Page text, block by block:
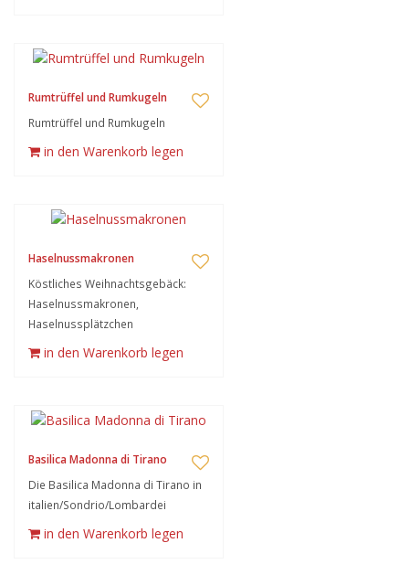
Rumtrüffel und Rumkugeln
Rumtrüffel und Rumkugeln
in den Warenkorb legen
Haselnussmakronen
Köstliches Weihnachtsgebäck:
Haselnussmakronen,
Haselnussplätzchen
in den Warenkorb legen
Basilica Madonna di Tirano
Die Basilica Madonna di Tirano in
italien/Sondrio/Lombardei
in den Warenkorb legen